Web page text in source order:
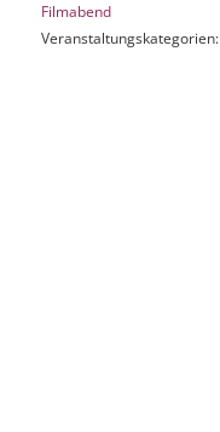
Filmabend
Veranstaltungskategorien: